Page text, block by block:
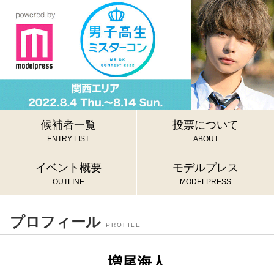
候補者一覧
ENTRY LIST
投票について
ABOUT
イベント概要
OUTLINE
モデルプレス
MODELPRESS
プロフィール PROFILE